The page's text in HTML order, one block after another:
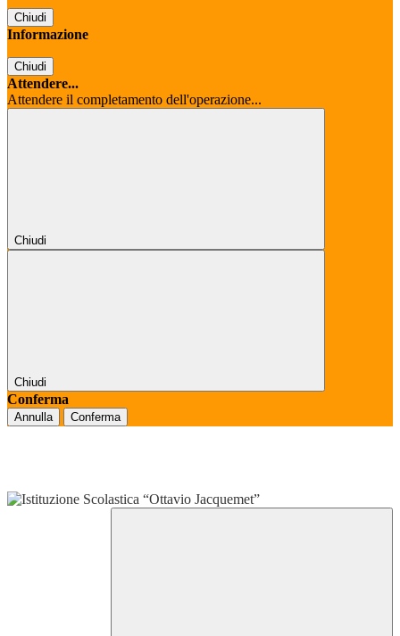
Chiudi
Informazione
Chiudi
Attendere...
Attendere il completamento dell'operazione...
Chiudi
Chiudi
Conferma
Annulla Conferma